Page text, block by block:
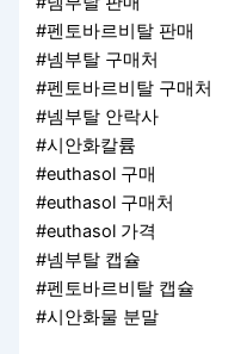
#펜토바르비탈 판매
#넴부탈 구매처
#펜토바르비탈 구매처
#넴부탈 안락사
#시안화칼륨
#euthasol 구매
#euthasol 구매처
#euthasol 가격
#넴부탈 캡슐
#펜토바르비탈 캡슐
#시안화물 분말